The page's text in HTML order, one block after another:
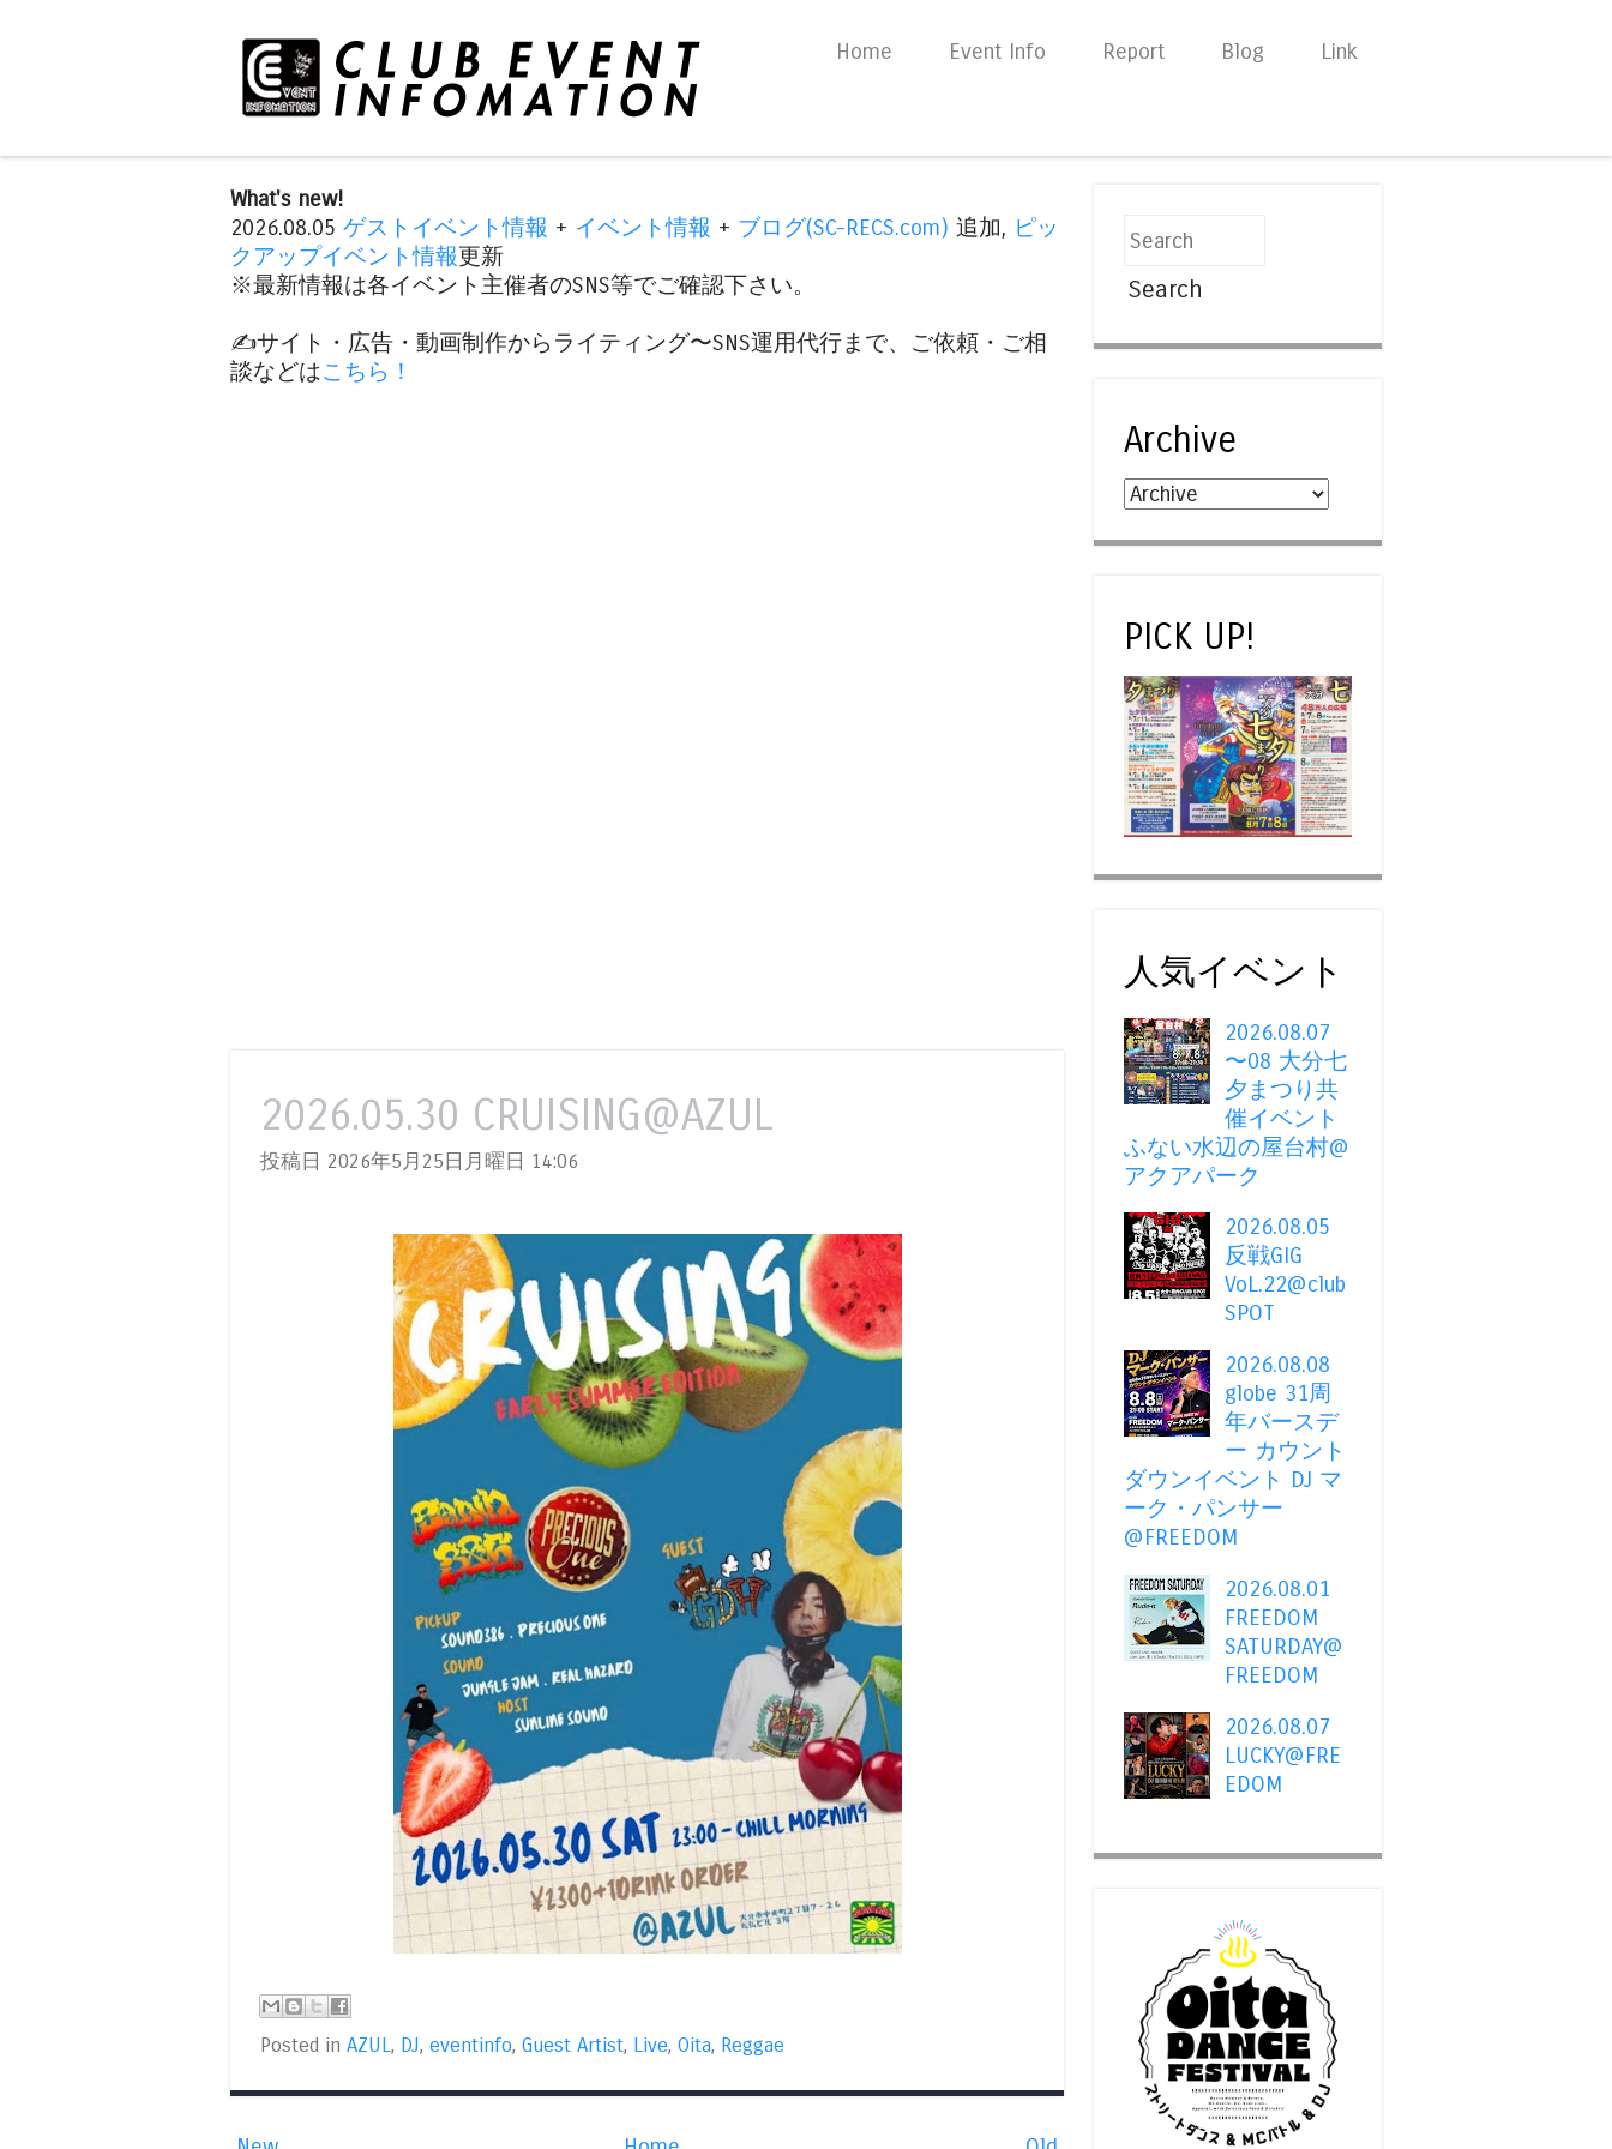
Skip to content
Home Event Info Report Blog Link
What's new!
2026.08.05 ゲストイベント情報 + イベント情報 + ブログ(SC-RECS.com) 追加, ピッ
クアップイベント情報更新
※最新情報は各イベント主催者のSNS等でご確認下さい。
✍️サイト・広告・動画制作からライティング〜SNS運用代行まで、ご依頼・ご相
談などはこちら！
2026.05.30 CRUISING@AZUL
投稿日 2026年5月25日月曜日 14:06
Posted in AZUL, DJ, eventinfo, Guest Artist, Live, Oita, Reggae
Search
Archive
PICK UP!
人気イベント
2026.08.07
〜08 大分七
夕まつり共
催イベント
ふない水辺の屋台村@
アクアパーク
2026.08.05
反戦GIG
VoL.22@club
SPOT
2026.08.08
globe 31周
年バースデ
ー カウント
ダウンイベント DJ マ
ーク・パンサー
@FREEDOM
2026.08.01
FREEDOM
SATURDAY@
FREEDOM
2026.08.07
LUCKY@FRE
EDOM